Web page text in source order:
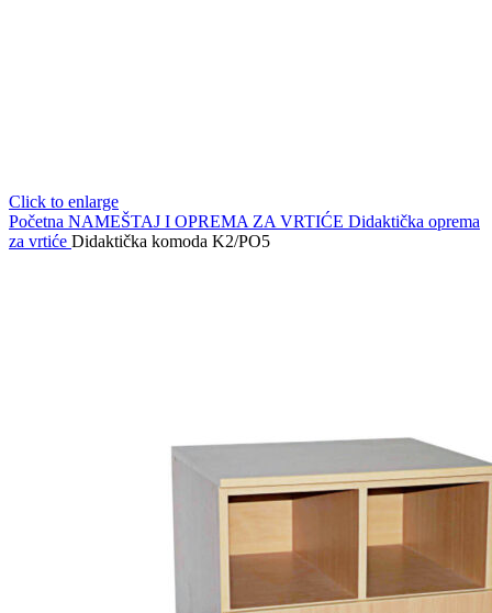
Click to enlarge
Početna NAMEŠTAJ I OPREMA ZA VRTIĆE Didaktička oprema
za vrtiće Didaktička komoda K2/PO5